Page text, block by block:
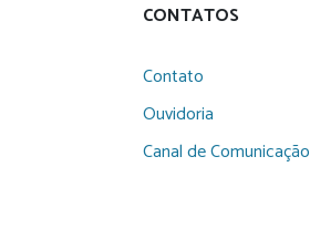
CONTATOS
Contato
Ouvidoria
Canal de Comunicação